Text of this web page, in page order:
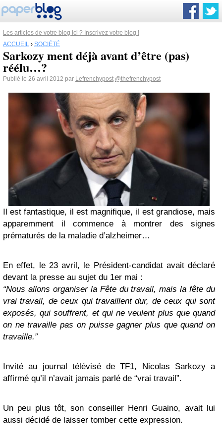
Les articles de votre blog ici ? Inscrivez votre blog !
ACCUEIL › SOCIÉTÉ
Sarkozy ment déjà avant d’être (pas)
réélu…?
Publié le 26 avril 2012 par Lefrenchypost @thefrenchypost
Il est fantastique, il est magnifique, il est grandiose, mais
apparemment il commence à montrer des signes
prématurés de la maladie d’alzheimer…
En effet, le 23 avril, le Président-candidat avait déclaré
devant la presse au sujet du 1er mai :
“Nous allons organiser la Fête du travail, mais la fête du
vrai travail, de ceux qui travaillent dur, de ceux qui sont
exposés, qui souffrent, et qui ne veulent plus que quand
on ne travaille pas on puisse gagner plus que quand on
travaille.”
Invité au journal télévisé de TF1, Nicolas Sarkozy a
affirmé qu’il n’avait jamais parlé de “vrai travail”.
Un peu plus tôt, son conseiller Henri Guaino, avait lui
aussi décidé de laisser tomber cette expression.